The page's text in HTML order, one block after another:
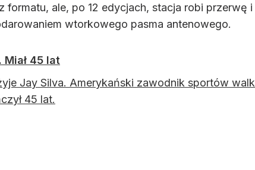
formatu, ale, po 12 edycjach, stacja robi
wtorkowego pasma antenowego.
45 lat
Jay Silva. Amerykański zawodnik sportów
45 lat.